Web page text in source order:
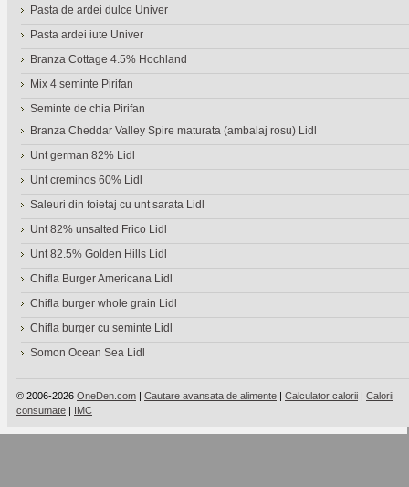
Pasta de ardei dulce Univer
Pasta ardei iute Univer
Branza Cottage 4.5% Hochland
Mix 4 seminte Pirifan
Seminte de chia Pirifan
Branza Cheddar Valley Spire maturata (ambalaj rosu) Lidl
Unt german 82% Lidl
Unt creminos 60% Lidl
Saleuri din foietaj cu unt sarata Lidl
Unt 82% unsalted Frico Lidl
Unt 82.5% Golden Hills Lidl
Chifla Burger Americana Lidl
Chifla burger whole grain Lidl
Chifla burger cu seminte Lidl
Somon Ocean Sea Lidl
© 2006-2026 OneDen.com | Cautare avansata de alimente | Calculator calorii | Calorii
consumate | IMC